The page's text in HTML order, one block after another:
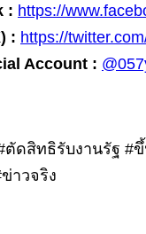
: https://
: https://
Account :
ตัดสิทธิรับงานรัฐ
าวจริง